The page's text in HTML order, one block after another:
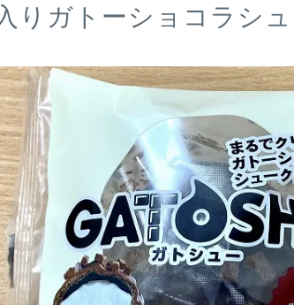
りガトーショコラシュ